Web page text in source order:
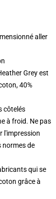
aller
Grey est
40%
côtelés
à froid. Ne pas
l'impression
normes de
qui se
grâce à